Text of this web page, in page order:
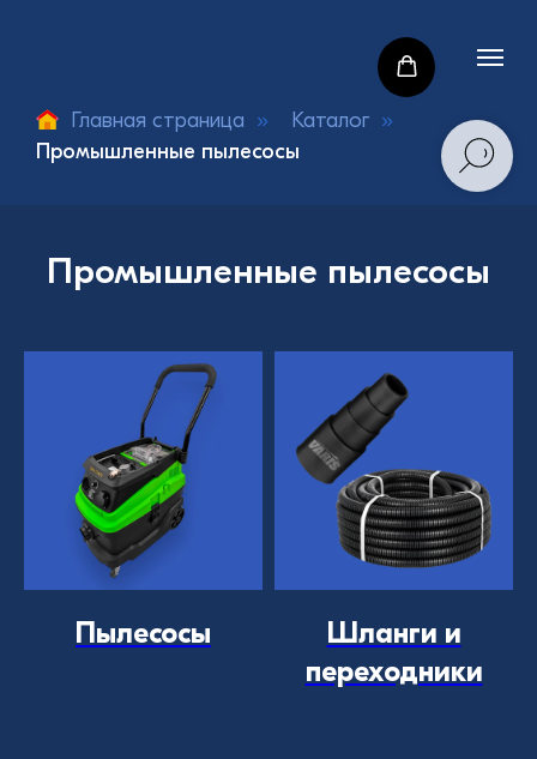
Главная страница » Каталог »
Промышленные пылесосы
Промышленные пылесосы
Пылесосы
Шланги и
переходники